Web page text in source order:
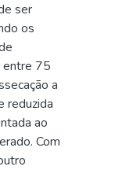
ser
os
entre 75
a
reduzida
ao
Com